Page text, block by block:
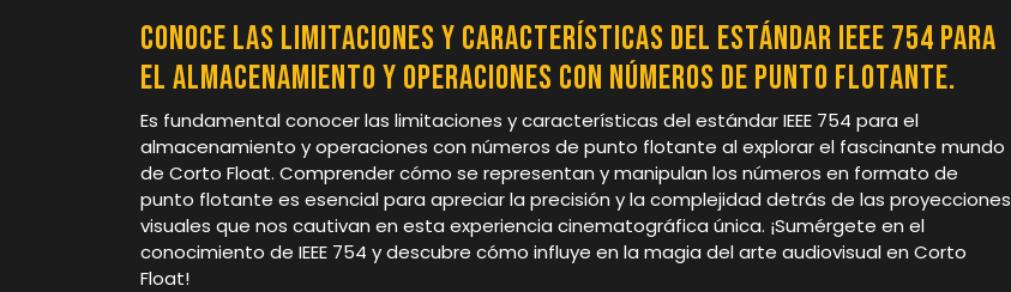
Conoce las limitaciones y características del estándar IEEE 754 para
el almacenamiento y operaciones con números de punto flotante.
Es fundamental conocer las limitaciones y características del estándar IEEE 754 para el
almacenamiento y operaciones con números de punto flotante al explorar el fascinante mundo
de Corto Float. Comprender cómo se representan y manipulan los números en formato de
punto flotante es esencial para apreciar la precisión y la complejidad detrás de las proyecciones
visuales que nos cautivan en esta experiencia cinematográfica única. ¡Sumérgete en el
conocimiento de IEEE 754 y descubre cómo influye en la magia del arte audiovisual en Corto
Float!